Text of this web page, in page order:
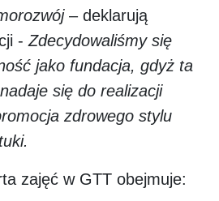
– deklarują
- Zdecydowaliśmy się
jako fundacja, gdyż ta
się do realizacji
zdrowego stylu
zajęć w GTT obejmuje: